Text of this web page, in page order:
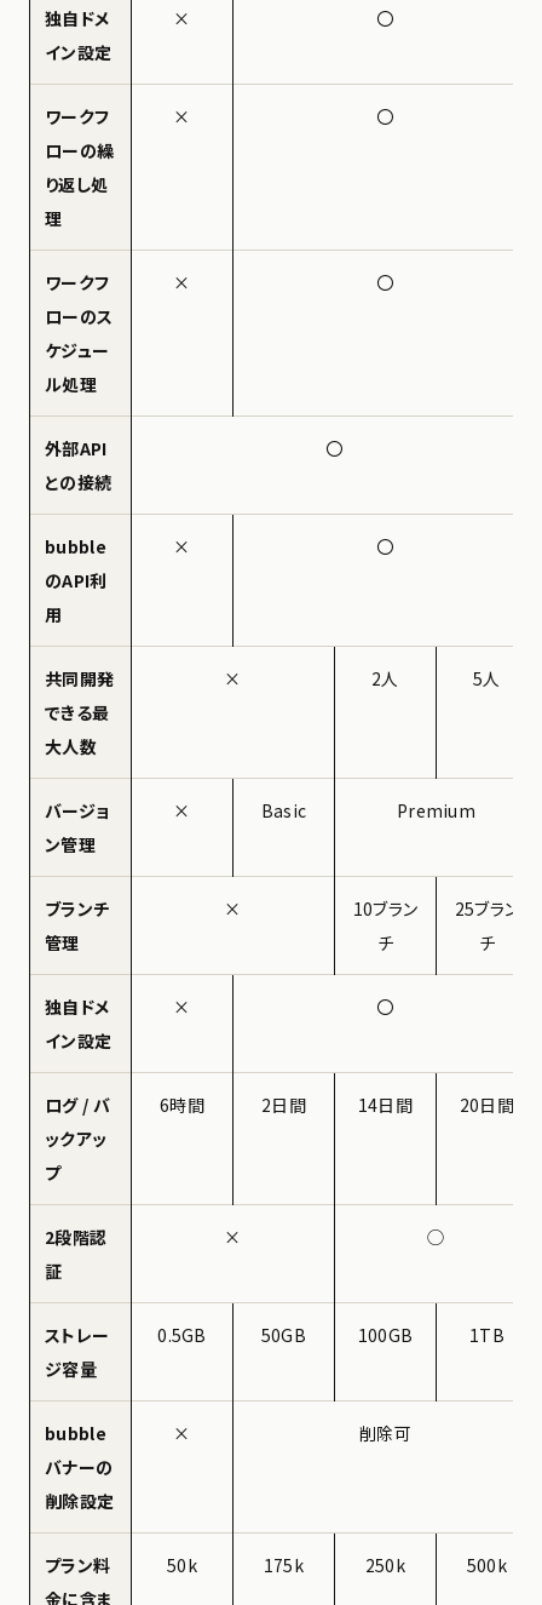
独自ドメ
イン設定
× 〇
ワークフ
ローの繰
り返し処
理
× 〇
ワークフ
ローのス
ケジュー
ル処理
× 〇
外部API
との接続
〇
bubble
のAPI利
用
× 〇
共同開発
できる最
大人数
× 2人 5人
バージョ
ン管理
× Basic Premium
ブランチ
管理
×
10ブラン
チ
25ブラン
チ
独自ドメ
イン設定
× 〇
ログ / バ
ックアッ
プ
6時間 2日間 14日間 20日間
2段階認
証
× ◯
ストレー
ジ容量
0.5GB 50GB 100GB 1TB
bubble
バナーの
削除設定
× 削除可
プラン料
金に含ま
50k 175k 250k 500k